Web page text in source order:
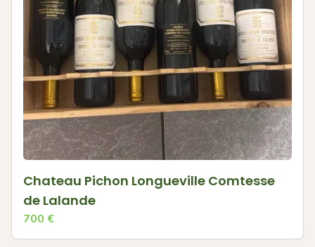
Chateau Pichon Longueville Comtesse
de Lalande
700 €